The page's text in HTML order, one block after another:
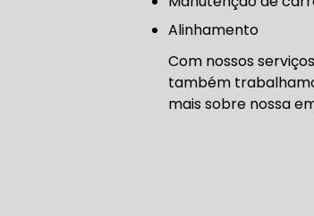
Alinhamento
Com nossos
também
mais sobre nossa